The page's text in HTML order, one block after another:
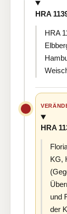
HRA
HRA
HRA
KG,
und
der